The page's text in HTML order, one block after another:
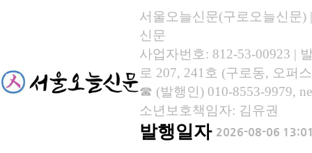
서울오늘신문(구로오늘신문)
신문
사업자번호: 812-53-00923 |
로 207, 241호 (구로동, 오퍼
☎ (발행인) 010-8553-9979,
소년보호책임자: 김유권
발행일자